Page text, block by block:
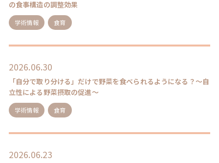
の食事構造の調整効果
学術情報 食育
2026.06.30
「自分で取り分ける」だけで野菜を食べられるようになる？～自
立性による野菜摂取の促進～
学術情報 食育
2026.06.23